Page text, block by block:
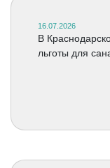
16.07.2026
В
льготы для